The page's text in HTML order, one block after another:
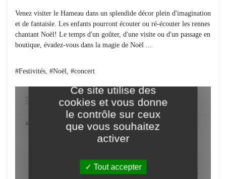
Venez visiter le Hameau dans un splendide décor plein d'imagination
et de fantaisie. Les enfants pourront écouter ou ré-écouter les rennes
chantant Noël! Le temps d'un goûter, d'une visite ou d'un passage en
boutique, évadez-vous dans la magie de Noël ...
#Festivités, #Noël, #concert